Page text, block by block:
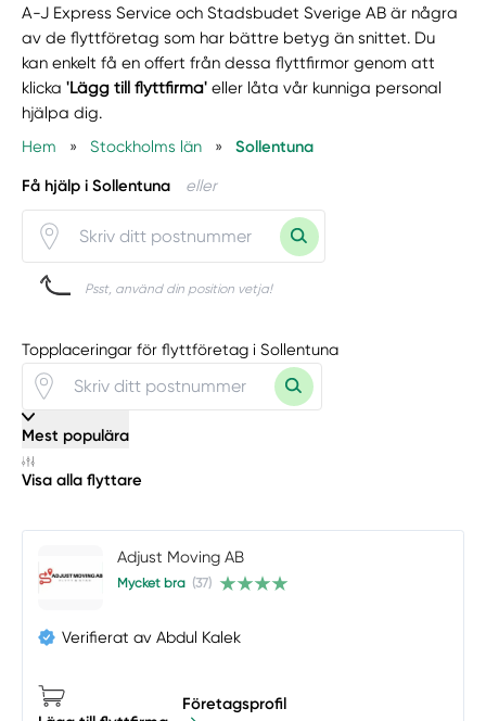
A-J Express Service och Stadsbudet Sverige AB är några
av de flyttföretag som har bättre betyg än snittet. Du
kan enkelt få en offert från dessa flyttfirmor genom att
klicka'Lägg till flyttfirma' eller låta vår kunniga personal
hjälpa dig.
Hem
» Stockholms län » Sollentuna
Få hjälp i Sollentuna eller
Psst, använd din position vetja!
Topplaceringar för flyttföretag i Sollentuna
Mest populära
Visa alla flyttare
Adjust Moving AB
Mycket bra (37)
Verifierat av Abdul Kalek
Företagsprofil